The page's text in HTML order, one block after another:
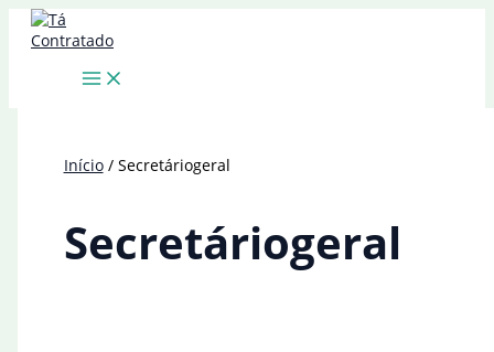
para
Início Secretáriogeral
Secretáriogeral